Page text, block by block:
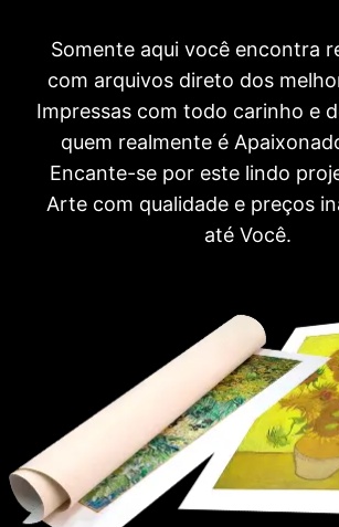
Somente aqui você encontra
com arquivos direto dos
Impressas com todo carinho e
quem realmente é
Encante-se por este lindo
Arte com qualidade e preços
até Você.